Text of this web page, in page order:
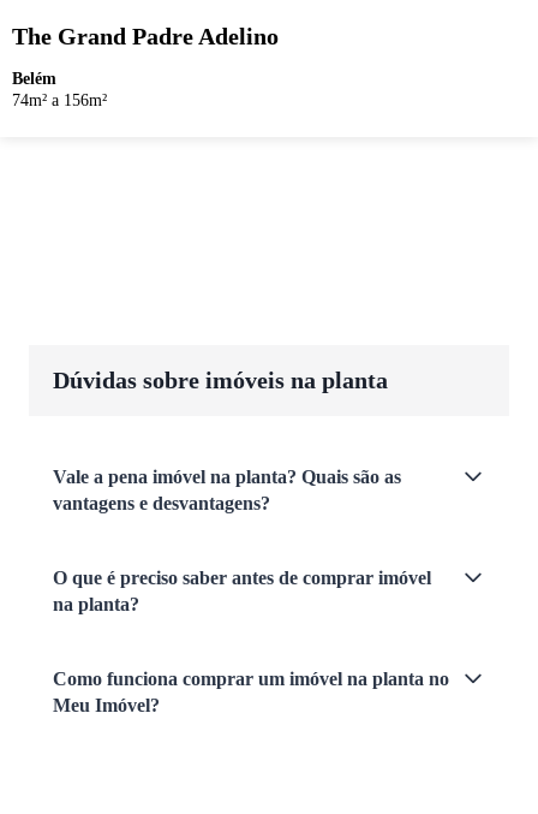
The Grand Padre Adelino
Belém
74m² a 156m²
Dúvidas sobre imóveis na planta
Vale a pena imóvel na planta? Quais são as
vantagens e desvantagens?
O que é preciso saber antes de comprar imóvel
na planta?
Como funciona comprar um imóvel na planta no
Meu Imóvel?